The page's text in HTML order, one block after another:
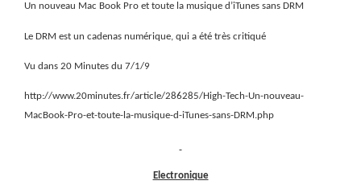
Un nouveau Mac Book Pro et toute la musique d’iTunes sans DRM
Le DRM est un cadenas numérique, qui a été très critiqué
Vu dans 20 Minutes du 7/1/9
http://www.20minutes.fr/article/286285/High-Tech-Un-nouveau-
MacBook-Pro-et-toute-la-musique-d-iTunes-sans-DRM.php
Electronique